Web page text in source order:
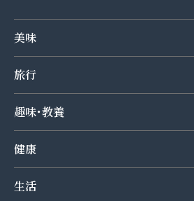
美味
旅行
趣味･教養
健康
生活